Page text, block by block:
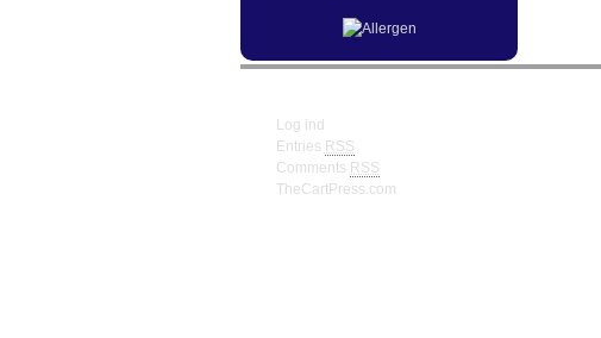
Log ind
Entries RSS
Comments RSS
TheCartPress.com